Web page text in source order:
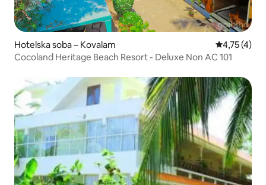
Hotelska soba – Kovalam Prosječna
4,75 (4)
Cocoland Heritage Beach Resort - Deluxe Non AC 101